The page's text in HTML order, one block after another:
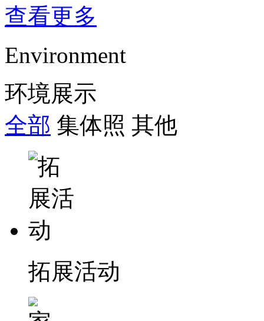
查看更多
Environment
环境展示
全部 集体照 其他
拓展活动